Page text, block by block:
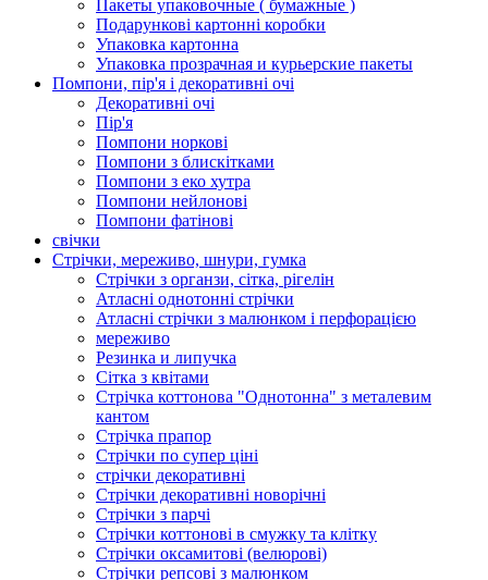
Пакеты упаковочные ( бумажные )
Подарункові картонні коробки
Упаковка картонна
Упаковка прозрачная и курьерские пакеты
Помпони, пір'я і декоративні очі
Декоративні очі
Пір'я
Помпони норкові
Помпони з блискітками
Помпони з еко хутра
Помпони нейлонові
Помпони фатінові
свічки
Стрічки, мереживо, шнури, гумка
Стрічки з органзи, сітка, рігелін
Атласні однотонні стрічки
Атласні стрічки з малюнком і перфорацією
мереживо
Резинка и липучка
Сітка з квітами
Стрічка коттонова "Однотонна" з металевим
кантом
Стрічка прапор
Стрічки по супер ціні
стрічки декоративні
Стрічки декоративні новорічні
Стрічки з парчі
Стрічки коттонові в смужку та клітку
Стрічки оксамитові (велюрові)
Стрічки репсові з малюнком